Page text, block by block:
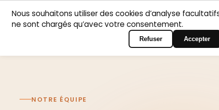
AccueilDomaines
d’intervention
PsychologuesContact
Français Connexion au portail
NOTRE ÉQUIPE
Nous souhaitons utiliser des cookies d’analyse
ne sont chargés qu’avec votre consentement.
Refuser Accepter